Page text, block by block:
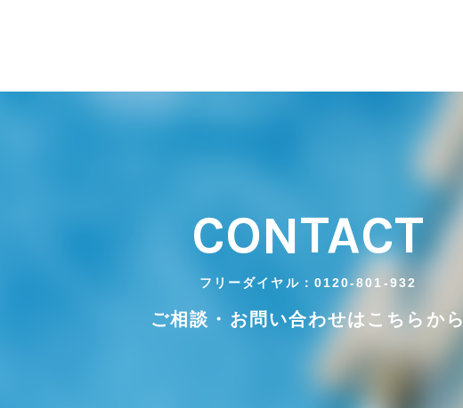
CONTACT
フリーダイヤル：0120-801-932
ご相談・お問い合わせはこちらから